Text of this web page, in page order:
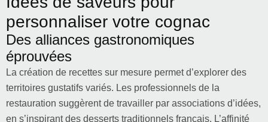
personnaliser votre cognac
Des alliances gastronomiques
éprouvées
La création de recettes sur mesure permet d’explorer des
territoires gustatifs variés. Les professionnels de la
restauration suggèrent de travailler par associations d’idées,
en s’inspirant des desserts traditionnels français. L’affinité